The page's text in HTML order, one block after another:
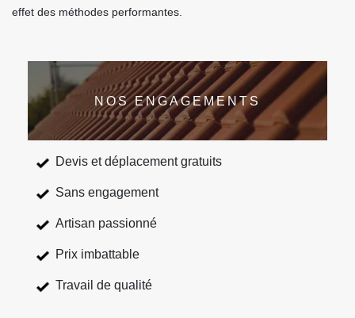
effet des méthodes performantes.
NOS ENGAGEMENTS
Devis et déplacement gratuits
Sans engagement
Artisan passionné
Prix imbattable
Travail de qualité